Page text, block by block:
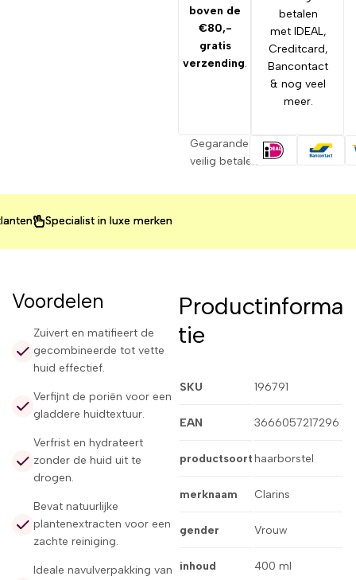
boven de
€80,-
gratis
verzending.
betalen
met IDEAL,
Creditcard,
Bancontact
& nog veel
meer.
Gegarandeerd
veilig betalen
Specialist in luxe merken
Specialist in luxe merken
Specialist in luxe merken
Voordelen
Zuivert en matifieert de
gecombineerde tot vette
huid effectief.
Verfijnt de poriën voor een
gladdere huidtextuur.
Verfrist en hydrateert
zonder de huid uit te
drogen.
Bevat natuurlijke
plantenextracten voor een
zachte reiniging.
Ideale navulverpakking van
Productinforma
tie
SKU 196791
EAN 3666057217296
productsoorthaarborstel
merknaam Clarins
gender Vrouw
inhoud 400 ml